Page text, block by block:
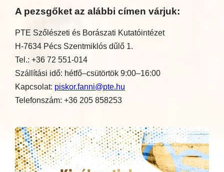
A pezsgőket az alábbi címen várjuk:
PTE Szőlészeti és Borászati Kutatóintézet
H-7634 Pécs Szentmiklós dűlő 1.
Tel.: +36 72 551-014
Szállítási idő: hétfő–csütörtök 9:00–16:00
Kapcsolat: piskor.fanni@pte.hu
Telefonszám: +36 205 858253